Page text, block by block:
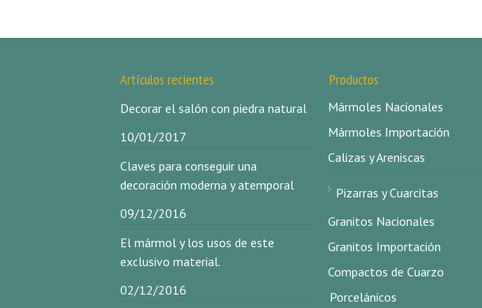
Artículos recientes
Decorar el salón con piedra natural
10/01/2017
Claves para conseguir una
decoración moderna y atemporal
09/12/2016
El mármol y los usos de este
exclusivo material.
02/12/2016
Productos
Mármoles Nacionales
Mármoles Importación
Calizas y Areniscas
Pizarras y Cuarcitas
Granitos Nacionales
Granitos Importación
Compactos de Cuarzo
Porcelánicos